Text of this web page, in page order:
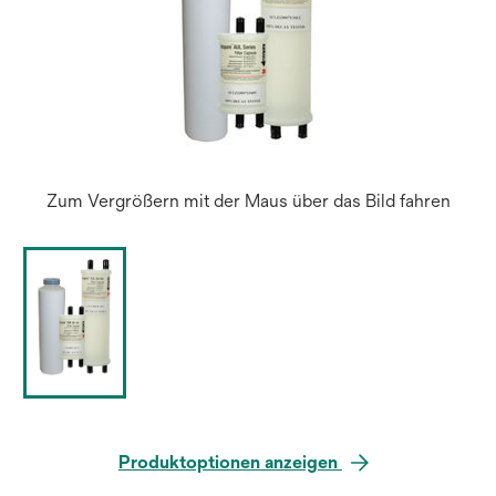
Zum Vergrößern mit der Maus über das Bild fahren
Produktoptionen anzeigen